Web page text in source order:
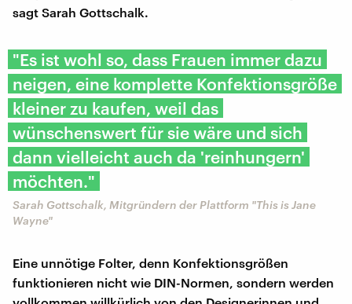
sagt Sarah Gottschalk.
"Es ist wohl so, dass Frauen immer dazu
neigen, eine komplette Konfektionsgröße
kleiner zu kaufen, weil das
wünschenswert für sie wäre und sich
dann vielleicht auch da 'reinhungern'
möchten."
Sarah Gottschalk, Mitgründern der Plattform "This is Jane
Wayne"
Eine unnötige Folter, denn Konfektionsgrößen
funktionieren nicht wie DIN-Normen, sondern werden